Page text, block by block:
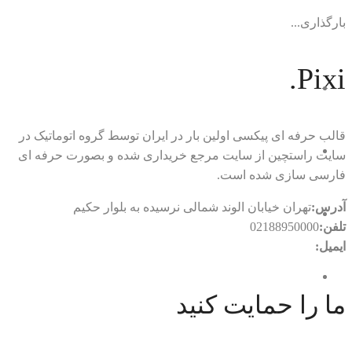
بارگذاری...
Pixi.
قالب حرفه ای پیکسی اولین بار در ایران توسط گروه اتوماتیک در
سایت راستچین از سایت مرجع خریداری شده و بصورت حرفه ای
فارسی سازی شده است.
آدرس:تهران خیابان الوند شمالی نرسیده به بلوار حکیم
تلفن:02188950000
ایمیل:
ما را حمایت کنید